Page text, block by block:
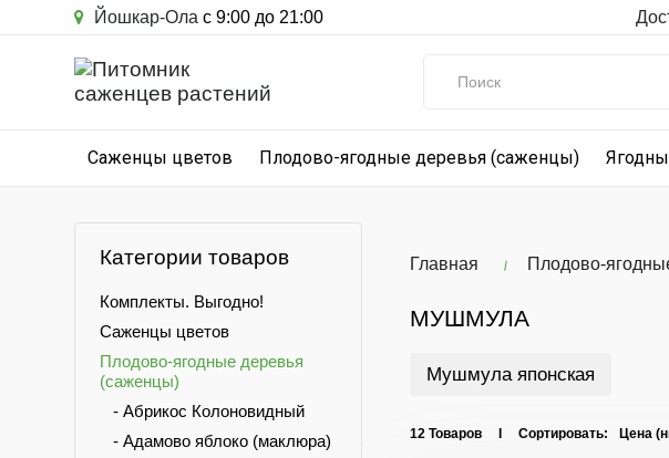
Йошкар-Ола с 9:00 до 21:00
Саженцы цветов Плодово-ягодные деревья (саженцы)
Категории товаров
Комплекты. Выгодно!
Саженцы цветов
Плодово-ягодные деревья
(саженцы)
- Абрикос Колоновидный
- Адамово яблоко (маклюра)
Главная Плодово-
МУШМУЛА
Мушмула японская
12 Товаров I Сортировать: